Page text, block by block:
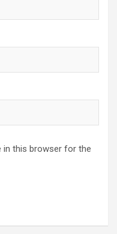
in this browser for the